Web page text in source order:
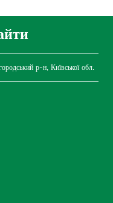
р-н, Київської обл.